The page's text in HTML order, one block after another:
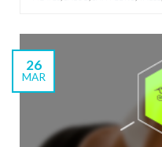
26
MAR